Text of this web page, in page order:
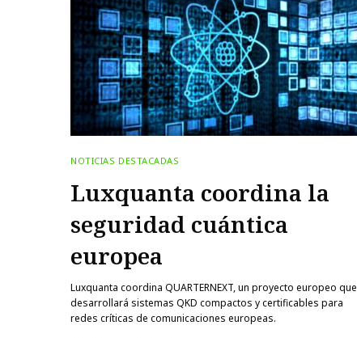
NOTICIAS DESTACADAS
Luxquanta coordina la
seguridad cuántica
europea
Luxquanta coordina QUARTERNEXT, un proyecto europeo que
desarrollará sistemas QKD compactos y certificables para
redes críticas de comunicaciones europeas.